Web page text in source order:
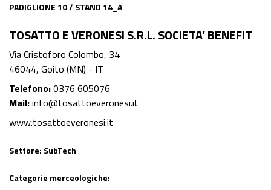
PADIGLIONE 10 / STAND 14_A
TOSATTO E VERONESI S.R.L. SOCIETA’ BENEFIT
Via Cristoforo Colombo, 34
46044, Goito (MN) - IT
Telefono:0376 605076
Mail:info@tosattoeveronesi.it
www.tosattoeveronesi.it
Settore: SubTech
Categorie merceologiche: